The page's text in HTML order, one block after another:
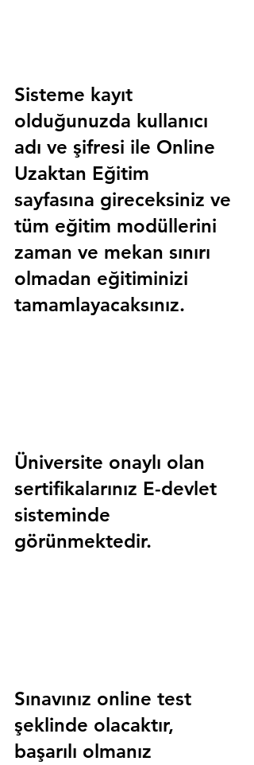
Sisteme kayıt
olduğunuzda kullanıcı
adı ve şifresi ile Online
Uzaktan Eğitim
sayfasına gireceksiniz ve
tüm eğitim modüllerini
zaman ve mekan sınırı
olmadan eğitiminizi
tamamlayacaksınız.
Üniversite onaylı olan
sertifikalarınız E-devlet
sisteminde
görünmektedir.
Sınavınız online test
şeklinde olacaktır,
başarılı olmanız